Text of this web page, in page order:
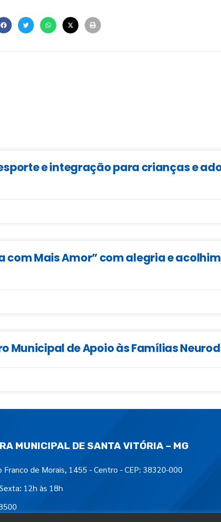
e integração para crianças e
com Mais Amor” com alegria e
Municipal de Apoio às Famílias
MUNICIPAL DE SANTA VITÓRIA – MG
Franco de Morais, 1455 - Centro - CEP: 38320-000
12h às 18h